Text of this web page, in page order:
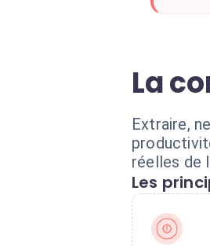
La
Extraire,
réelles de
Les